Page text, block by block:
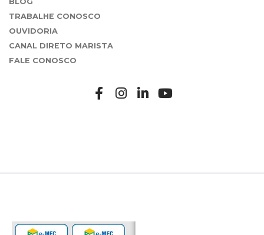
TRABALHE CONOSCO
OUVIDORIA
CANAL DIRETO MARISTA
FALE CONOSCO